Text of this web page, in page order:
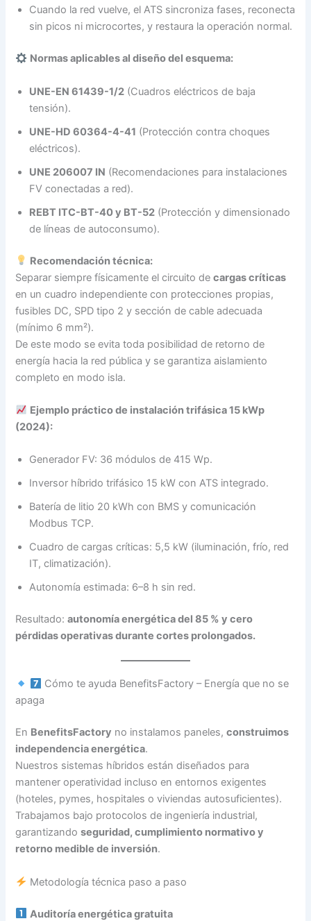
Cuando la red vuelve, el ATS sincroniza fases, reconecta
sin picos ni microcortes, y restaura la operación normal.
Normas aplicables al diseño del esquema:
UNE-EN 61439-1/2 (Cuadros eléctricos de baja
tensión).
UNE-HD 60364-4-41 (Protección contra choques
eléctricos).
UNE 206007 IN (Recomendaciones para instalaciones
FV conectadas a red).
REBT ITC-BT-40 y BT-52 (Protección y dimensionado
de líneas de autoconsumo).
Recomendación técnica:
Separar siempre físicamente el circuito decargas críticas
en un cuadro independiente con protecciones propias,
fusibles DC, SPD tipo 2 y sección de cable adecuada
(mínimo 6 mm²).
De este modo se evita toda posibilidad de retorno de
energía hacia la red pública y se garantiza aislamiento
completo en modo isla.
Ejemplo práctico de instalación trifásica 15 kWp
(2024):
Generador FV: 36 módulos de 415 Wp.
Inversor híbrido trifásico 15 kW con ATS integrado.
Batería de litio 20 kWh con BMS y comunicación
Modbus TCP.
Cuadro de cargas críticas: 5,5 kW (iluminación, frío, red
IT, climatización).
Autonomía estimada: 6–8 h sin red.
Resultado:autonomía energética del 85 % y cero
pérdidas operativas durante cortes prolongados.
Cómo te ayuda BenefitsFactory – Energía que no se
apaga
En BenefitsFactory no instalamos paneles,construimos
independencia energética.
Nuestros sistemas híbridos están diseñados para
mantener operatividad incluso en entornos exigentes
(hoteles, pymes, hospitales o viviendas autosuficientes).
Trabajamos bajo protocolos de ingeniería industrial,
garantizandoseguridad, cumplimiento normativo y
retorno medible de inversión.
Metodología técnica paso a paso
Auditoría energética gratuita